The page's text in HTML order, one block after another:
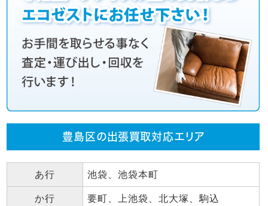
豊島区の出張買取対応エリア
あ行 池袋、池袋本町
か行 要町、上池袋、北大塚、駒込